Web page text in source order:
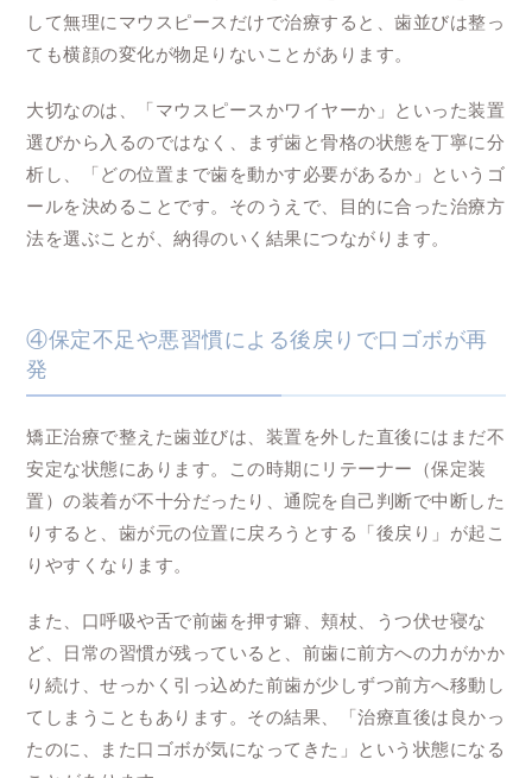
して無理にマウスピースだけで治療すると、歯並びは整っ
ても横顔の変化が物足りないことがあります。
大切なのは、「マウスピースかワイヤーか」といった装置
選びから入るのではなく、まず歯と骨格の状態を丁寧に分
析し、「どの位置まで歯を動かす必要があるか」というゴ
ールを決めることです。そのうえで、目的に合った治療方
法を選ぶことが、納得のいく結果につながります。
④保定不足や悪習慣による後戻りで口ゴボが再
発
矯正治療で整えた歯並びは、装置を外した直後にはまだ不
安定な状態にあります。この時期にリテーナー（保定装
置）の装着が不十分だったり、通院を自己判断で中断した
りすると、歯が元の位置に戻ろうとする「後戻り」が起こ
りやすくなります。
また、口呼吸や舌で前歯を押す癖、頬杖、うつ伏せ寝な
ど、日常の習慣が残っていると、前歯に前方への力がかか
り続け、せっかく引っ込めた前歯が少しずつ前方へ移動し
てしまうこともあります。その結果、「治療直後は良かっ
たのに、また口ゴボが気になってきた」という状態になる